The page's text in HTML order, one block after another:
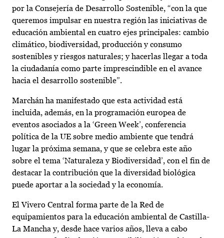
por la Consejería de Desarrollo Sostenible, “con la que
queremos impulsar en nuestra región las iniciativas de
educación ambiental en cuatro ejes principales: cambio
climático, biodiversidad, producción y consumo
sostenibles y riesgos naturales; y hacerlas llegar a toda
la ciudadanía como parte imprescindible en el avance
hacia el desarrollo sostenible”.
Marchán ha manifestado que esta actividad está
incluida, además, en la programación europea de
eventos asociados a la ‘Green Week’, conferencia
política de la UE sobre medio ambiente que tendrá
lugar la próxima semana, y que se celebra este año
sobre el tema ‘Naturaleza y Biodiversidad’, con el fin de
destacar la contribución que la diversidad biológica
puede aportar a la sociedad y la economía.
El Vivero Central forma parte de la Red de
equipamientos para la educación ambiental de Castilla-
La Mancha y, desde hace varios años, lleva a cabo